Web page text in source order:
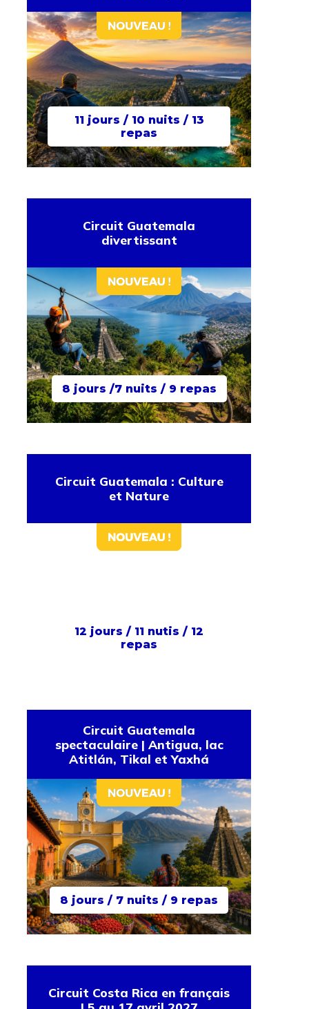
11 jours / 10 nuits / 13
repas
Circuit Guatemala
divertissant
8 jours /7 nuits / 9 repas
Circuit Guatemala : Culture
et Nature
12 jours / 11 nutis / 12
repas
Circuit Guatemala
spectaculaire | Antigua, lac
Atitlán, Tikal et Yaxhá
8 jours / 7 nuits / 9 repas
Circuit Costa Rica en français